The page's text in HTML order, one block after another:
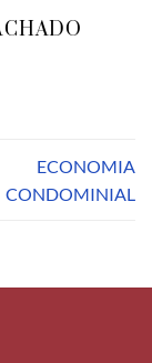
ECONOMIA
CONDOMINIAL